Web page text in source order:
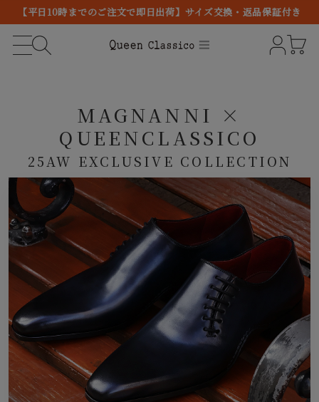
【平日10時までのご注文で即日出荷】サイズ交換・返品保証付き
MAGNANNI ×
QUEENCLASSICO
25AW EXCLUSIVE COLLECTION